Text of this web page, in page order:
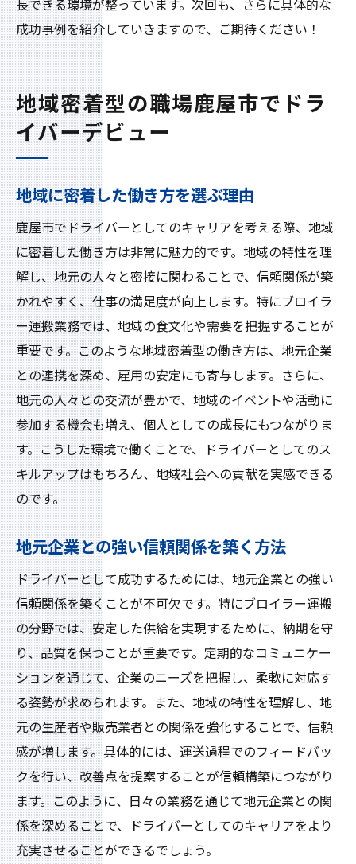
長できる環境が整っています。次回も、さらに具体的な
成功事例を紹介していきますので、ご期待ください！
地域密着型の職場鹿屋市でドラ
イバーデビュー
地域に密着した働き方を選ぶ理由
鹿屋市でドライバーとしてのキャリアを考える際、地域
に密着した働き方は非常に魅力的です。地域の特性を理
解し、地元の人々と密接に関わることで、信頼関係が築
かれやすく、仕事の満足度が向上します。特にブロイラ
ー運搬業務では、地域の食文化や需要を把握することが
重要です。このような地域密着型の働き方は、地元企業
との連携を深め、雇用の安定にも寄与します。さらに、
地元の人々との交流が豊かで、地域のイベントや活動に
参加する機会も増え、個人としての成長にもつながりま
す。こうした環境で働くことで、ドライバーとしてのス
キルアップはもちろん、地域社会への貢献を実感できる
のです。
地元企業との強い信頼関係を築く方法
ドライバーとして成功するためには、地元企業との強い
信頼関係を築くことが不可欠です。特にブロイラー運搬
の分野では、安定した供給を実現するために、納期を守
り、品質を保つことが重要です。定期的なコミュニケー
ションを通じて、企業のニーズを把握し、柔軟に対応す
る姿勢が求められます。また、地域の特性を理解し、地
元の生産者や販売業者との関係を強化することで、信頼
感が増します。具体的には、運送過程でのフィードバッ
クを行い、改善点を提案することが信頼構築につながり
ます。このように、日々の業務を通じて地元企業との関
係を深めることで、ドライバーとしてのキャリアをより
充実させることができるでしょう。